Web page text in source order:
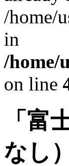
/home/
in
/home/
on line
「富
なし